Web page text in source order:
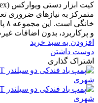
متمرکز به نیازهای ضروری
و پرکاربرد، بدون اضافات
افزودن به سبد خرید
دوست داشتن
اشتراک گذاری